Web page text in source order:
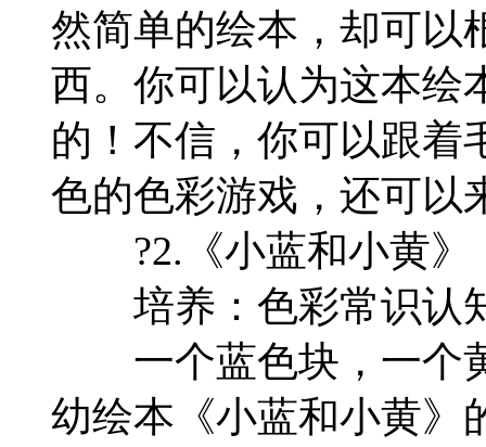
然简单的绘本，却可以
西。你可以认为这本绘
的！不信，你可以跟着
色的色彩游戏，还可
?2.《小蓝和小黄》
培养：色彩常识认
一个蓝色块，一个
幼绘本《小蓝和小黄》